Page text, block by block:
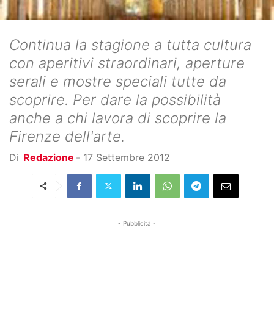
Continua la stagione a tutta cultura
con aperitivi straordinari, aperture
serali e mostre speciali tutte da
scoprire. Per dare la possibilità
anche a chi lavora di scoprire la
Firenze dell'arte.
Di Redazione - 17 Settembre 2012
- Pubblicità -